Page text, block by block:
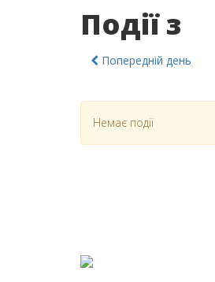
Події з
Попередній день
Немає події